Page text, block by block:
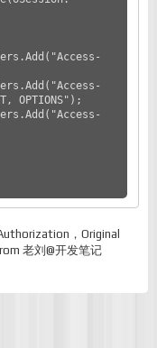
OPTIONS");
，Original
老刘@开发笔记